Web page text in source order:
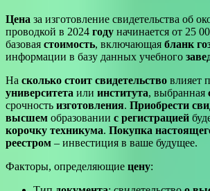
Цена за изготовление свидетельства об
проводкой в 2024 году начинается от 25
базовая стоимость, включающая бланк
информации в базу данных учебного
На сколько стоит свидетельство влияет
университета или института, выбранная
срочность изготовления. Приобрести
высшем образовании с регистрацией
корочку техникума. Покупка
реестром – инвестиция в ваше будущее.
Факторы, определяющие цену: